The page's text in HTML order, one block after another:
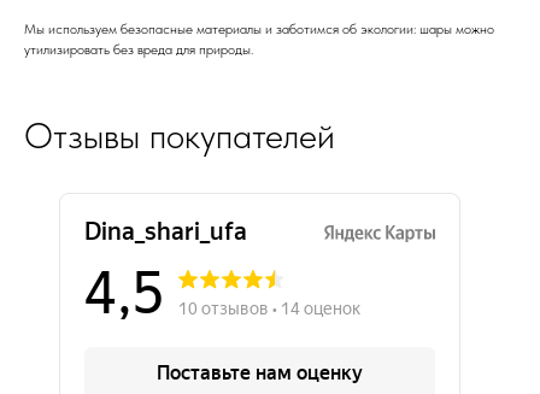
Мы используем безопасные материалы и заботимся об экологии: шары можно
утилизировать без вреда для природы.
Отзывы покупателей